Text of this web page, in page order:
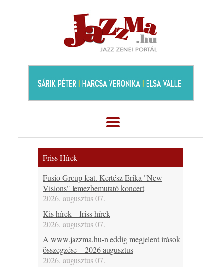
Friss Hírek
Fusio Group feat. Kertész Erika "New
Visions" lemezbemutató koncert
2026. augusztus 07.
Kis hírek – friss hírek
2026. augusztus 07.
A www.jazzma.hu-n eddig megjelent írások
összegzése – 2026 augusztus
2026. augusztus 07.